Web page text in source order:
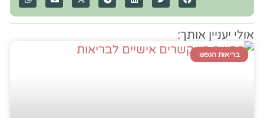
אולי יעניין אותך:
בריאות הנפש